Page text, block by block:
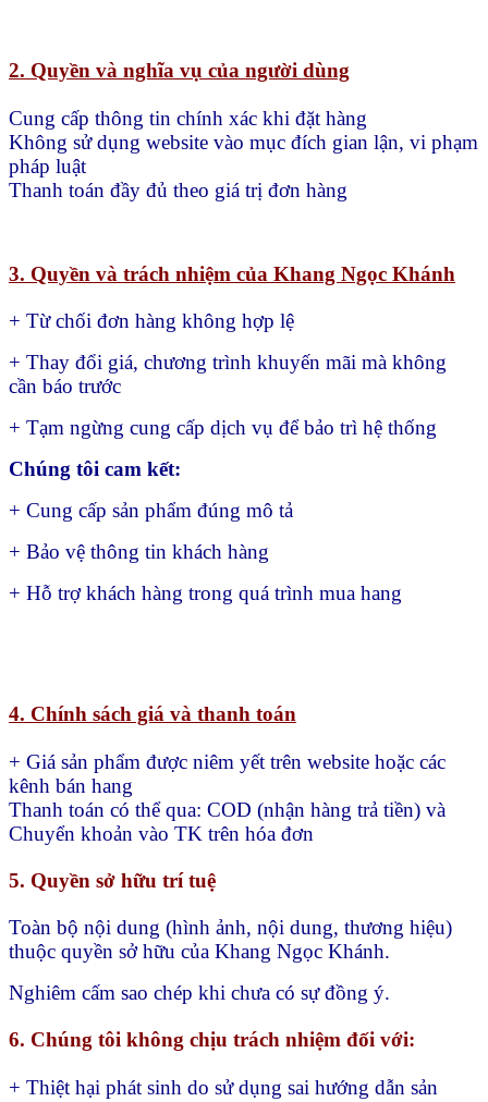
2. Quyền và nghĩa vụ của người dùng
Cung cấp thông tin chính xác khi đặt hàng
Không sử dụng website vào mục đích gian lận, vi phạm
pháp luật
Thanh toán đầy đủ theo giá trị đơn hàng
3. Quyền và trách nhiệm của Khang Ngọc Khánh
+ Từ chối đơn hàng không hợp lệ
+ Thay đổi giá, chương trình khuyến mãi mà không
cần báo trước
+ Tạm ngừng cung cấp dịch vụ để bảo trì hệ thống
Chúng tôi cam kết:
+ Cung cấp sản phẩm đúng mô tả
+ Bảo vệ thông tin khách hàng
+ Hỗ trợ khách hàng trong quá trình mua hang
4. Chính sách giá và thanh toán
+ Giá sản phẩm được niêm yết trên website hoặc các
kênh bán hang
Thanh toán có thể qua: COD (nhận hàng trả tiền) và
Chuyển khoản vào TK trên hóa đơn
5. Quyền sở hữu trí tuệ
Toàn bộ nội dung (hình ảnh, nội dung, thương hiệu)
thuộc quyền sở hữu của Khang Ngọc Khánh.
Nghiêm cấm sao chép khi chưa có sự đồng ý.
6. Chúng tôi không chịu trách nhiệm đối với:
+ Thiệt hại phát sinh do sử dụng sai hướng dẫn sản